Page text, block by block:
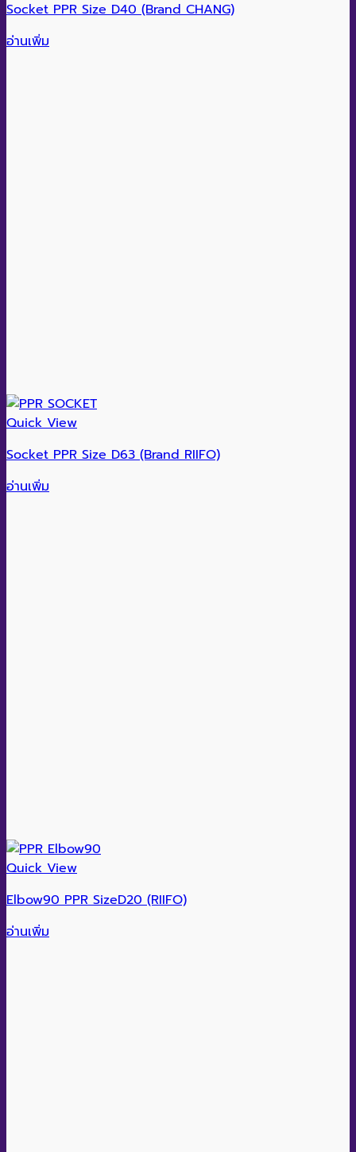
Socket PPR Size D40 (Brand CHANG)
อ่านเพิ่ม
Quick View
Socket PPR Size D63 (Brand RIIFO)
อ่านเพิ่ม
Quick View
Elbow90 PPR SizeD20 (RIIFO)
อ่านเพิ่ม